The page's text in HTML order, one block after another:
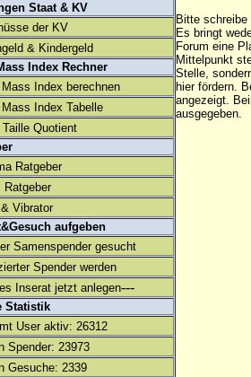
Staat & KV
der KV
& Kindergeld
Index Rechner
Mass Index berechnen
Mass Index Tabelle
Taille Quotient
Ratgeber
Ratgeber
Vibrator
aufgeben
Samenspender gesucht
Spender werden
Inserat jetzt anlegen---
Statistik
User aktiv: 26312
Spender: 23973
Gesuche: 2339
Bitte
Es bringt
Forum eine
Mittelpunkt
Stelle,
hier fördern.
angezeigt.
ausgegeben.